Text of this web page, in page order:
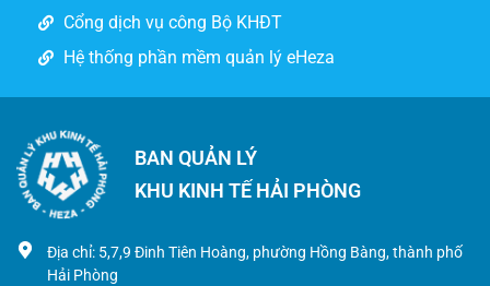
Cổng dịch vụ công Bộ KHĐT
Hệ thống phần mềm quản lý eHeza
BAN QUẢN LÝ
KHU KINH TẾ HẢI PHÒNG
Địa chỉ: 5,7,9 Đinh Tiên Hoàng, phường Hồng Bàng, thành phố
Hải Phòng